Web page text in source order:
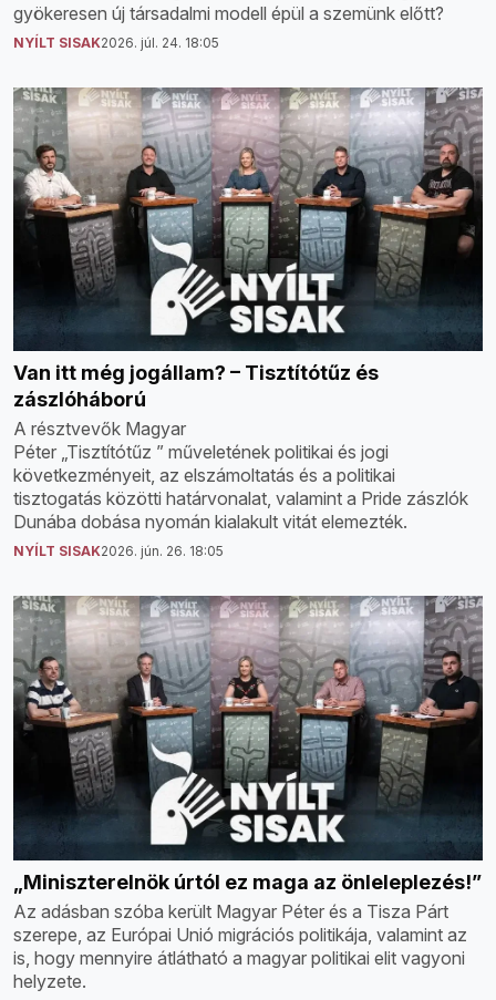
gyökeresen új társadalmi modell épül a szemünk előtt?
NYÍLT SISAK2026. júl. 24. 18:05
Van itt még jogállam? – Tisztítótűz és
zászlóháború
A résztvevők Magyar
Péter „Tisztítótűz ” műveletének politikai és jogi
következményeit, az elszámoltatás és a politikai
tisztogatás közötti határvonalat, valamint a Pride zászlók
Dunába dobása nyomán kialakult vitát elemezték.
NYÍLT SISAK2026. jún. 26. 18:05
„Miniszterelnök úrtól ez maga az önleleplezés!”
Az adásban szóba került Magyar Péter és a Tisza Párt
szerepe, az Európai Unió migrációs politikája, valamint az
is, hogy mennyire átlátható a magyar politikai elit vagyoni
helyzete.